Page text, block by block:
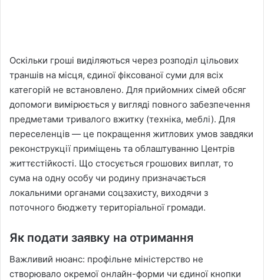
Оскільки гроші виділяються через розподіл цільових
траншів на місця, єдиної фіксованої суми для всіх
категорій не встановлено. Для прийомних сімей обсяг
допомоги вимірюється у вигляді повного забезпечення
предметами тривалого вжитку (техніка, меблі). Для
переселенців — це покращення житлових умов завдяки
реконструкції приміщень та облаштуванню Центрів
життєстійкості. Що стосується грошових виплат, то
сума на одну особу чи родину призначається
локальними органами соцзахисту, виходячи з
поточного бюджету територіальної громади.
Як подати заявку на отримання
Важливий нюанс: профільне міністерство не
створювало окремої онлайн-форми чи єдиної кнопки